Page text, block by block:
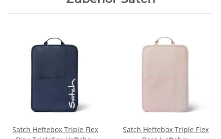
Satch Heftebox Triple Flex
Satch Heftebox Triple Flex